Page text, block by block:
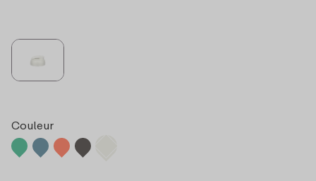
Couleur